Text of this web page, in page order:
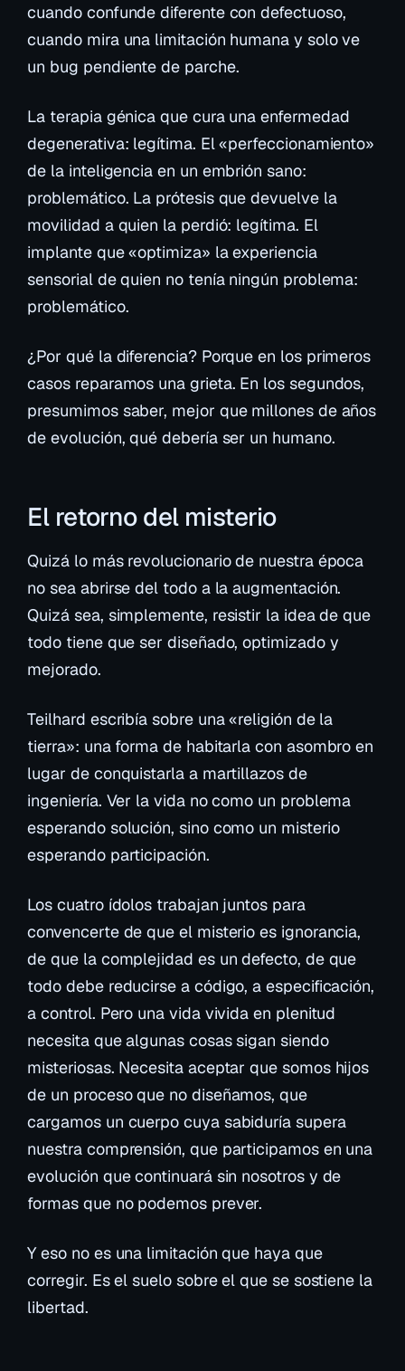
cuando confundediferentecondefectuoso,
cuando mira una limitación humana y solo ve
un bug pendiente de parche.
La terapia génica que cura una enfermedad
degenerativa: legítima. El «perfeccionamiento»
de la inteligencia en un embrión sano:
problemático. La prótesis que devuelve la
movilidad a quien la perdió: legítima. El
implante que «optimiza» la experiencia
sensorial de quien no tenía ningún problema:
problemático.
¿Por qué la diferencia? Porque en los primeros
casos reparamos una grieta. En los segundos,
presumimos saber, mejor que millones de años
de evolución, qué debería ser un humano.
El retorno del misterio
Quizá lo más revolucionario de nuestra época
no sea abrirse del todo a la augmentación.
Quizá sea, simplemente, resistir la idea de que
todo tiene que ser diseñado, optimizado y
mejorado.
Teilhard escribía sobre una «religión de la
tierra»: una forma de habitarla con asombro en
lugar de conquistarla a martillazos de
ingeniería. Ver la vida no como un problema
esperando solución, sino como un misterio
esperando participación.
Los cuatro ídolos trabajan juntos para
convencerte de que el misterio es ignorancia,
de que la complejidad es un defecto, de que
todo debe reducirse a código, a especificación,
a control. Pero una vida vivida en plenitud
necesita que algunas cosas sigan siendo
misteriosas. Necesita aceptar que somos hijos
de un proceso que no diseñamos, que
cargamos un cuerpo cuya sabiduría supera
nuestra comprensión, que participamos en una
evolución que continuará sin nosotros y de
formas que no podemos prever.
Y eso no es una limitación que haya que
corregir. Es el suelo sobre el que se sostiene la
libertad.